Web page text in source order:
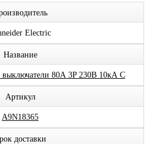
Electric
Название
выключатели 80А 3P 230В 10кА C
Артикул
A9N18365
доставки